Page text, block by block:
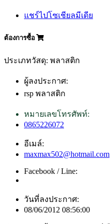
แชร์ไปโซเชียลมีเดีย
ต้องการซื้อ
ประเภทวัสดุ: พลาสติก
ผู้ลงประกาศ:
rsp พลาสติก
หมายเลขโทรศัพท์:
0865226072
อีเมล์:
maxmax502@hotmail.com
Facebook / Line:
วันที่ลงประกาศ:
08/06/2012 08:56:00